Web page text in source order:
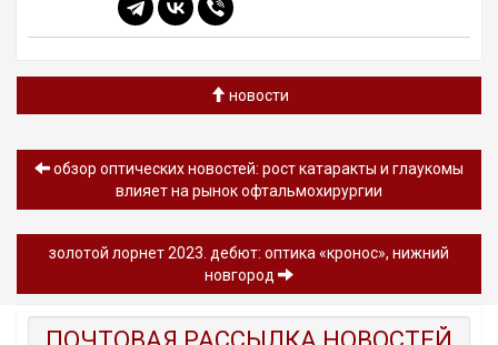
новости
обзор оптических новостей: рост катаракты и глаукомы
влияет на рынок офтальмохирургии
золотой лорнет 2023. дебют: оптика «кронос», нижний
новгород